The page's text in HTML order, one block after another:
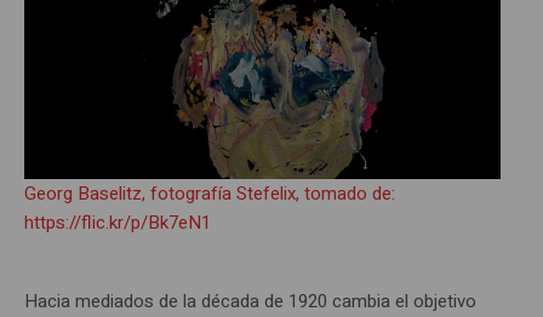
Georg Baselitz, fotografía Stefelix, tomado de:
https://flic.kr/p/Bk7eN1
Hacia mediados de la década de 1920 cambia el objetivo